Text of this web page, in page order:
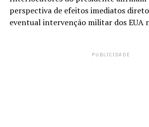
perspectiva de efeitos imediatos
eventual intervenção militar dos EUA
PUBLICIDADE